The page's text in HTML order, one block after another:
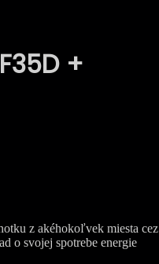
+
z akéhokoľvek miesta cez
o svojej spotrebe energie